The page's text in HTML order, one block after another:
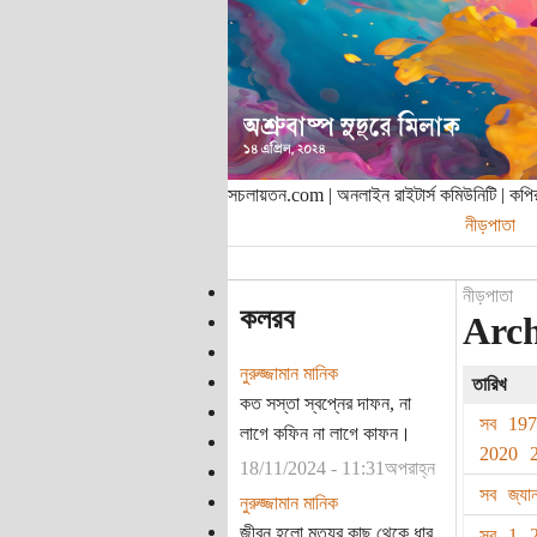
সচলায়তন.com | অনলাইন রাইটার্স কমিউনিটি |
নীড়পাতা
কলরব
নুরুজ্জামান মানিক
কত সস্তা স্বপ্নের দাফন, না
লাগে কফিন না লাগে কাফন।
18/11/2024 - 11:31অপরাহ্ন
নুরুজ্জামান মানিক
জীবন হলো মৃত্যুর কাছ থেকে ধার
নীড়পাতা
তারিখ
সব
2020
সব